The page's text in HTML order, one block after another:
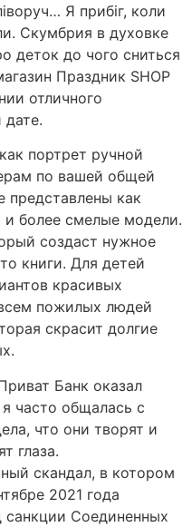
Я прибіг, коли
Скумбрия в духовке
деток до чого сниться
Праздник SHOP
отличного
портрет ручной
по вашей общей
представлены как
и более смелые модели.
создаст нужное
книги. Для детей
красивых
пожилых людей
скрасит долгие
Банк оказал
часто общалась с
что они творят и
глаза.
скандал, в котором
2021 года
санкции Соединенных